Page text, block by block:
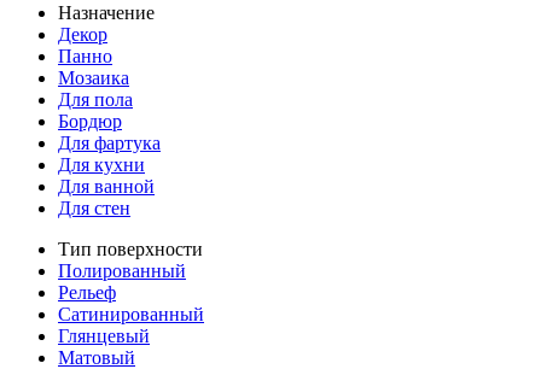
Назначение
Декор
Панно
Мозаика
Для пола
Бордюр
Для фартука
Для кухни
Для ванной
Для стен
Тип поверхности
Полированный
Рельеф
Сатинированный
Глянцевый
Матовый